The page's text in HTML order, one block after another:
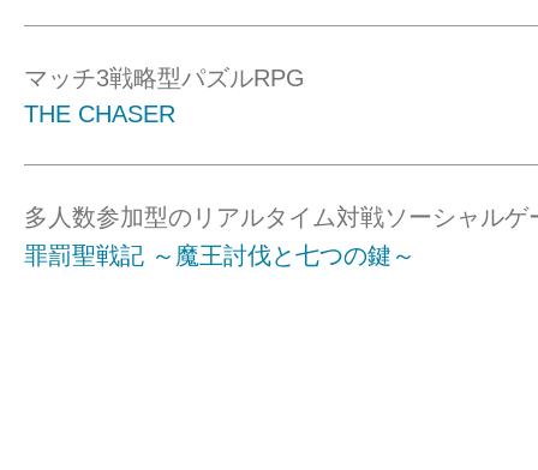
マッチ3戦略型パズルRPG
THE CHASER
多人数参加型のリアルタイム対戦ソーシャルゲ
罪罰聖戦記 ～魔王討伐と七つの鍵～